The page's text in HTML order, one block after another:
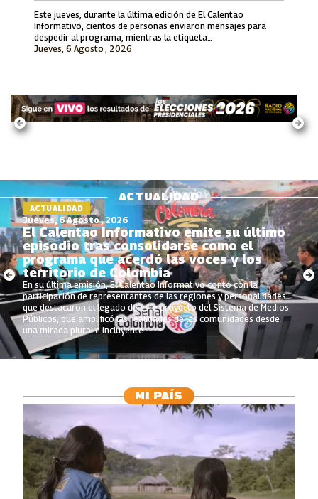
Jueves, 6 Agosto , 2026
Este jueves, durante la última edición de El Calentao
Informativo, cientos de personas enviaron mensajes para
despedir al programa, mientras la etiqueta
#ElCalentaoInformativo se convirtió en tendencia en redes
ACTUALIDAD
Jueves, 6 Agosto , 2026
El Calentao Informativo emite su último
episodio tras consolidarse como el
programa que acerdó las voces y los
territorio de Colombia
ACTUALIDAD
En su última emisión, El Calentao Informativo contó con la
participación de representantes de las regiones y personalidades
que destacaron el legado de este proyecto del Sistema de Medios
Públicos, que amplificó las realidades de las comunidades desde
una mirada plural e incluyente.
MI PAÍS